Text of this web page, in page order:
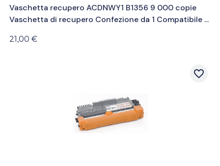
Vaschetta recupero ACDNWY1 B1356 9 000 copie
Vaschetta di recupero Confezione da 1 Compatibile ...
21,00 €
favorite_border